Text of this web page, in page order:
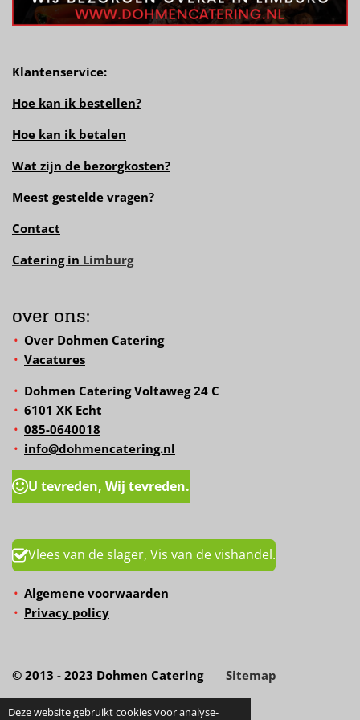
Deze website gebruikt cookies voor analyse-
Klantenservice:
Hoe kan ik bestellen?
Hoe kan ik betalen
Wat zijn de bezorgkosten?
Meest gestelde vragen?
Contact
Catering in Limburg
over ons:
Over Dohmen Catering
Vacatures
Dohmen Catering Voltaweg 24 C
6101 XK Echt
085-0640018
info@dohmencatering.nl
U tevreden, Wij tevreden.
Vlees van de slager, Vis van de vishandel.
Algemene voorwaarden
Privacy policy
© 2013 - 2023 Dohmen Catering Sitemap